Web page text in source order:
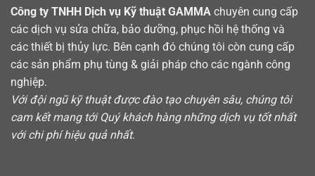
Công ty TNHH Dịch vụ Kỹ thuật GAMMA chuyên cung cấp
các dịch vụ sửa chữa, bảo dưỡng, phục hồi hệ thống và
các thiết bị thủy lực. Bên cạnh đó chúng tôi còn cung cấp
các sản phẩm phụ tùng & giải pháp cho các ngành công
nghiệp.
Với đội ngũ kỹ thuật được đào tạo chuyên sâu, chúng tôi
cam kết mang tới Quý khách hàng những dịch vụ tốt nhất
với chi phí hiệu quả nhất.